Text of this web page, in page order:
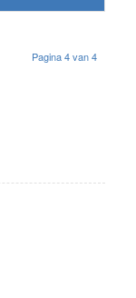
Pagina 4 van 4